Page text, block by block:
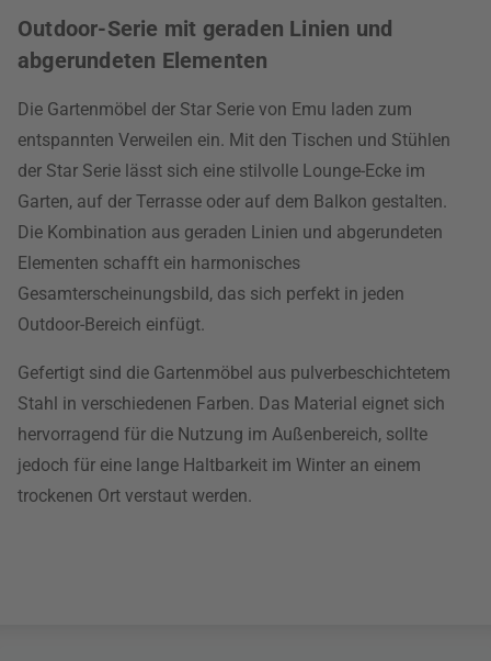
Outdoor-Serie mit geraden Linien und
abgerundeten Elementen
Die Gartenmöbel der Star Serie von Emu laden zum
entspannten Verweilen ein. Mit den Tischen und Stühlen
der Star Serie lässt sich eine stilvolle Lounge-Ecke im
Garten, auf der Terrasse oder auf dem Balkon gestalten.
Die Kombination aus geraden Linien und abgerundeten
Elementen schafft ein harmonisches
Gesamterscheinungsbild, das sich perfekt in jeden
Outdoor-Bereich einfügt.
Gefertigt sind die Gartenmöbel aus pulverbeschichtetem
Stahl in verschiedenen Farben. Das Material eignet sich
hervorragend für die Nutzung im Außenbereich, sollte
jedoch für eine lange Haltbarkeit im Winter an einem
trockenen Ort verstaut werden.